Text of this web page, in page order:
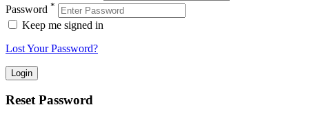
Password *
Keep me signed in
Lost Your Password?
Reset Password